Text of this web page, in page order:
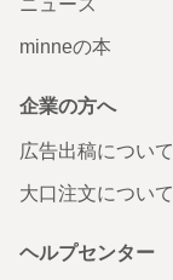
minneの本
企業の方へ
広告出稿について
大口注文について
ヘルプセンター